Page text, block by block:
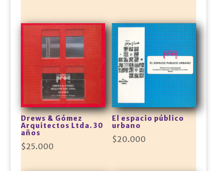
Drews & Gómez
Arquitectos Ltda. 30
años
$25.000
El espacio público
urbano
$20.000